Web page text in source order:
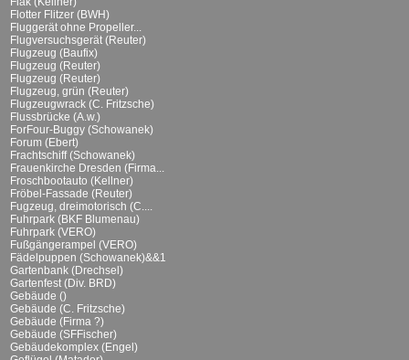
Flotter Flitzer (BWH)
Fluggerät ohne Propeller...
Flugversuchsgerät (Reuter)
Flugzeug (Baufix)
Flugzeug (Reuter)
Flugzeug (Reuter)
Flugzeug, grün (Reuter)
Flugzeugwrack (C. Fritzsche)
Flussbrücke (A.w.)
ForFour-Buggy (Schowanek)
Forum (Ebert)
Frachtschiff (Schowanek)
Frauenkirche Dresden (Firma...
Froschbootauto (Kellner)
Fröbel-Fassade (Reuter)
Fugzeug, dreimotorisch (C....
Fuhrpark (BKF Blumenau)
Fuhrpark (VERO)
Fußgängerampel (VERO)
Fädelpuppen (Schowanek)&&1
Gartenbank (Drechsel)
Gartenfest (Div. BRD)
Gebäude ()
Gebäude (C. Fritzsche)
Gebäude (Firma ?)
Gebäude (SFFischer)
Gebäudekomplex (Engel)